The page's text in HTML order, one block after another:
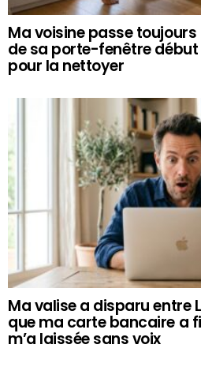
Ma voisine passe
de sa porte-fenêtre début
pour la nettoyer
Ma valise a disparu entre
que ma carte bancaire a
m’a laissée sans voix